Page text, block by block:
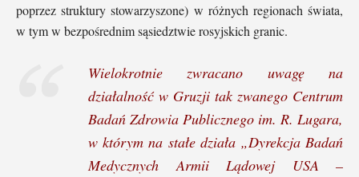
poprzez struktury stowarzyszone) w różnych regionach świata,
w tym w bezpośrednim sąsiedztwie rosyjskich granic.
Wielokrotnie zwracano uwagę na
działalność w Gruzji tak zwanego Centrum
Badań Zdrowia Publicznego im. R. Lugara,
w którym na stałe działa „Dyrekcja Badań
Medycznych Armii Lądowej USA –